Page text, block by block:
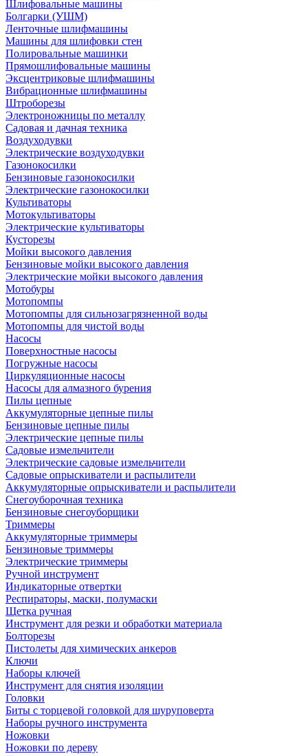
Шлифовальные машины
Болгарки (УШМ)
Ленточные шлифмашины
Машины для шлифовки стен
Полировальные машинки
Прямошлифовальные машины
Эксцентриковые шлифмашины
Вибрационные шлифмашины
Штроборезы
Электроножницы по металлу
Садовая и дачная техника
Воздуходувки
Электрические воздуходувки
Газонокосилки
Бензиновые газонокосилки
Электрические газонокосилки
Культиваторы
Мотокультиваторы
Электрические культиваторы
Кусторезы
Мойки высокого давления
Бензиновые мойки высокого давления
Электрические мойки высокого давления
Мотобуры
Мотопомпы
Мотопомпы для сильнозагрязненной воды
Мотопомпы для чистой воды
Насосы
Поверхностные насосы
Погружные насосы
Циркуляционные насосы
Насосы для алмазного бурения
Пилы цепные
Аккумуляторные цепные пилы
Бензиновые цепные пилы
Электрические цепные пилы
Садовые измельчители
Электрические садовые измельчители
Садовые опрыскиватели и распылители
Аккумуляторные опрыскиватели и распылители
Снегоуборочная техника
Бензиновые снегоуборщики
Триммеры
Аккумуляторные триммеры
Бензиновые триммеры
Электрические триммеры
Ручной инструмент
Индикаторные отвертки
Респираторы, маски, полумаски
Щетка ручная
Инструмент для резки и обработки материала
Болторезы
Пистолеты для химических анкеров
Ключи
Наборы ключей
Инструмент для снятия изоляции
Головки
Биты с торцевой головкой для шуруповерта
Наборы ручного инструмента
Ножовки
Ножовки по дереву